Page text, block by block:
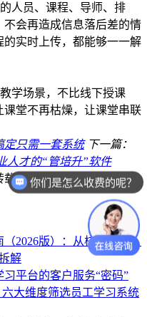
人员、课程、导师、排
会再造成信息落后差的情
实时上传，都能够一一解
学场景，不比线下授课
堂不再枯燥，让课堂串联
定只需一套系统 下一篇：
人才的“管培升”软件
载请注明出处,谢谢合作！
2026版）：从核心参数、
解
平台的客户服务“密码”
大维度筛选员工学习系统
你们是怎么收费的呢？